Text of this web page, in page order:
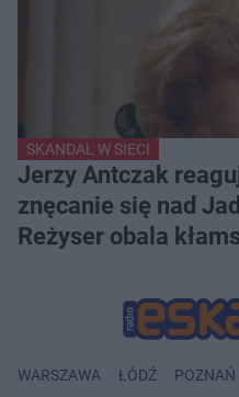
SKANDAL W SIECI
Jerzy Antczak
znęcanie się nad
Reżyser obala
WARSZAWA ŁÓDŹ POZNAŃ